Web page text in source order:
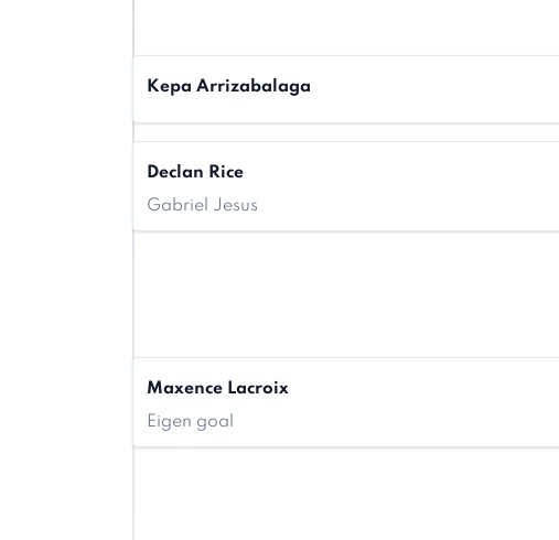
Kepa Arrizabalaga
Declan Rice
Gabriel Jesus
Maxence Lacroix
Eigen goal